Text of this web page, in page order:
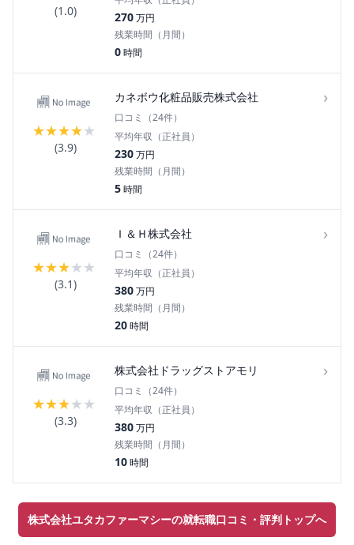
(1.0) 270万円
残業時間（月間）
0時間
★★★★★
(3.9)
カネボウ化粧品販売株式会社 ›
口コミ（24件）
平均年収（正社員）
230万円
残業時間（月間）
5時間
★★★★★
(3.1)
Ｉ＆Ｈ株式会社 ›
口コミ（24件）
平均年収（正社員）
380万円
残業時間（月間）
20時間
★★★★★
(3.3)
株式会社ドラッグストアモリ ›
口コミ（24件）
平均年収（正社員）
380万円
残業時間（月間）
10時間
株式会社ユタカファーマシーの就転職口コミ・評判トップへ